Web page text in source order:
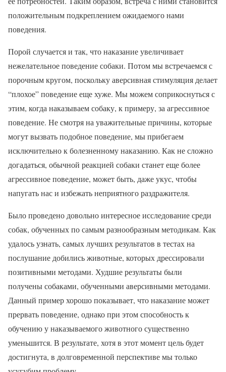
положительным подкреплением ожидаемого нами
поведения.
Порой случается и так, что наказание увеличивает
нежелательное поведение собаки. Потом мы встречаемся с
порочным кругом, поскольку аверсивная стимуляция делает
“плохое” поведение еще хуже. Мы можем соприкоснуться с
этим, когда наказываем собаку, к примеру, за агрессивное
поведение. Не смотря на уважительные причины, которые
могут вызвать подобное поведение, мы прибегаем
исключительно к болезненному наказанию. Как не сложно
догадаться, обычной реакцией собаки станет еще более
агрессивное поведение, может быть, даже укус, чтобы
напугать нас и избежать неприятного раздражителя.
Было проведено довольно интересное исследование среди
собак, обученных по самым разнообразным методикам. Как
удалось узнать, самых лучших результатов в тестах на
послушание добились животные, которых дрессировали
позитивными методами. Худшие результаты были
получены собаками, обученными аверсивными методами.
Данный пример хорошо показывает, что наказание может
прервать поведение, однако при этом способность к
обучению у наказываемого животного существенно
уменьшится. В результате, хотя в этот момент цель будет
достигнута, в долговременной перспективе мы только